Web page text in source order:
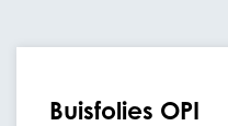
Buisfolies OPI